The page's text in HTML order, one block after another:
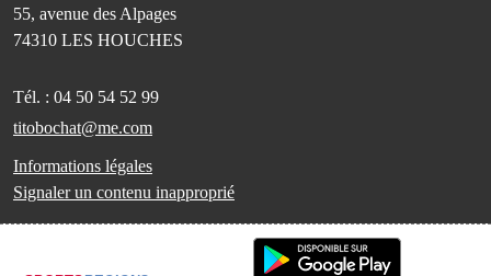
55, avenue des Alpages
74310 LES HOUCHES
Tél. : 04 50 54 52 99
titobochat@me.com
Informations légales
Signaler un contenu inapproprié